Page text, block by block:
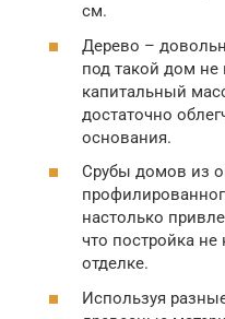
см.
Дерево –
под такой дом не
капитальный
достаточно
основания.
Срубы домов из
настолько
что постройка не
отделке.
Используя